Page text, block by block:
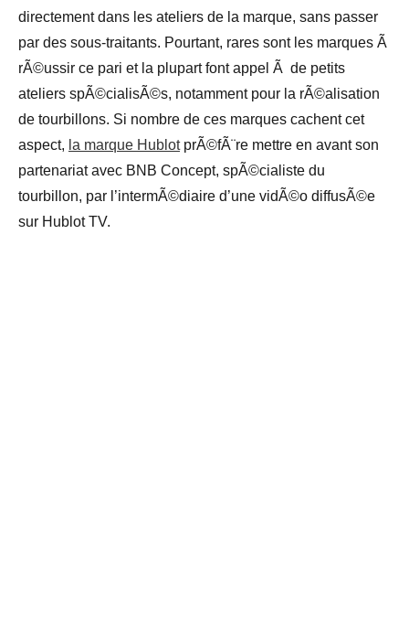
directement dans les ateliers de la marque, sans passer
par des sous-traitants. Pourtant, rares sont les marques Ã
rÃ©ussir ce pari et la plupart font appel Ã de petits
ateliers spÃ©cialisÃ©s, notamment pour la rÃ©alisation
de tourbillons. Si nombre de ces marques cachent cet
aspect, la marque HublotprÃ©fÃ¨re mettre en avant son
partenariat avec BNB Concept, spÃ©cialiste du
tourbillon, par l’intermÃ©diaire d’une vidÃ©o diffusÃ©e
sur Hublot TV.